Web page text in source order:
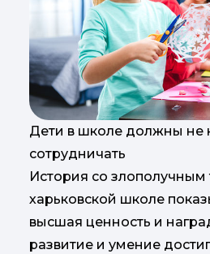
Дети в школе должны не
сотрудничать
История со злополучным
харьковской школе
высшая ценность и
развитие и умение